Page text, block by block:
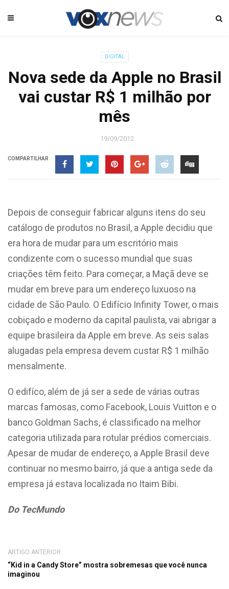
DIGITAL
Nova sede da Apple no Brasil
vai custar R$ 1 milhão por
mês
19/09/2012
COMPARTILHAR
Depois de conseguir fabricar alguns itens do seu
catálogo de produtos no Brasil, a Apple decidiu que
era hora de mudar para um escritório mais
condizente com o sucesso mundial que suas
criações têm feito. Para começar, a Maçã deve se
mudar em breve para um endereço luxuoso na
cidade de São Paulo. O Edifício Infinity Tower, o mais
cobiçado e moderno da capital paulista, vai abrigar a
equipe brasileira da Apple em breve. As seis salas
alugadas pela empresa devem custar R$ 1 milhão
mensalmente.
O edifíco, além de já ser a sede de várias outras
marcas famosas, como Facebook, Louis Vuitton e o
banco Goldman Sachs, é classificado na melhor
categoria utilizada para rotular prédios comerciais.
Apesar de mudar de endereço, a Apple Brasil deve
continuar no mesmo bairro, já que a antiga sede da
empresa já estava localizada no Itaim Bibi.
Do TecMundo
ARTIGO ANTERIOR
“Kid in a Candy Store” mostra sobremesas que você nunca
imaginou